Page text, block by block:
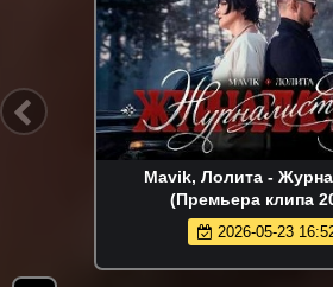
Группа КАРОЛИНА -
(Премьера клипа
2026-05-24